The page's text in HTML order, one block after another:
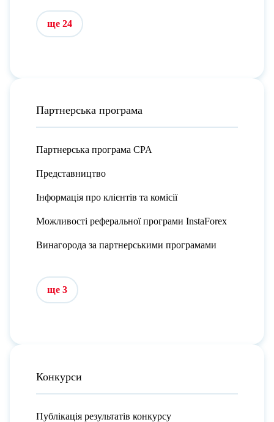
ще 24
Партнерська програма
Партнерська програма CPA
Представництво
Інформація про клієнтів та комісії
Можливості реферальної програми InstaForex
Винагорода за партнерськими програмами
ще 3
Конкурси
Публікація результатів конкурсу